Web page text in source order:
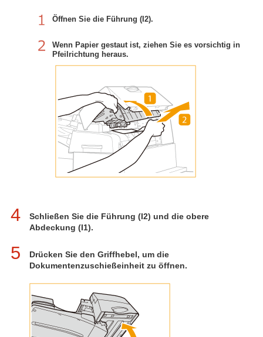
Öffnen Sie die Führung (I2).
Wenn Papier gestaut ist, ziehen Sie es vorsichtig in
Pfeilrichtung heraus.
4
Schließen Sie die Führung (I2) und die obere
Abdeckung (I1).
5
Drücken Sie den Griffhebel, um die
Dokumentenzuschießeinheit zu öffnen.